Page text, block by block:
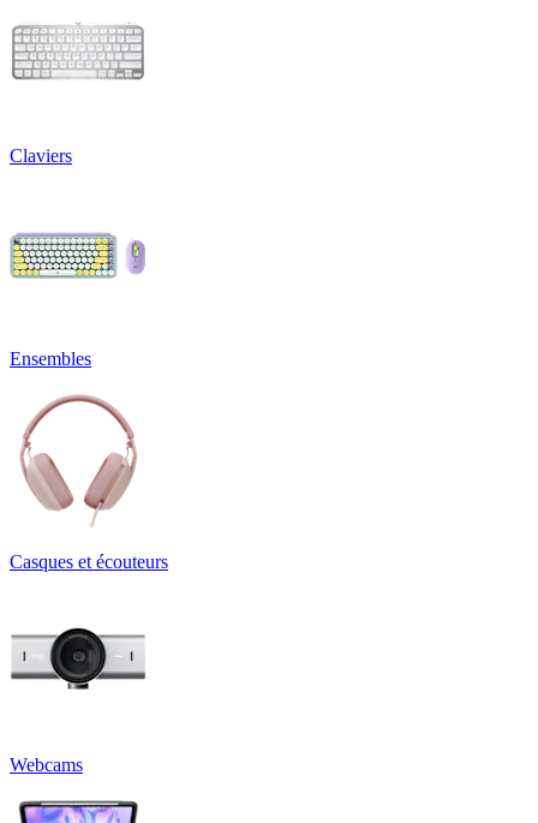
Claviers
Ensembles
Casques et écouteurs
Webcams